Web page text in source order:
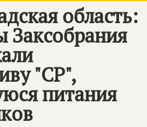
область:
Заксобрания
"СР",
питания